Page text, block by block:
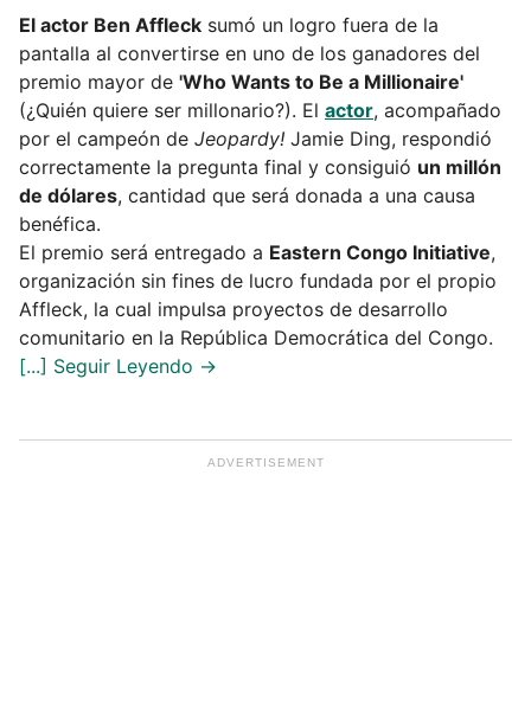
El actor Ben Affleck sumó un logro fuera de la
pantalla al convertirse en uno de los ganadores del
premio mayor de 'Who Wants to Be a Millionaire'
(¿Quién quiere ser millonario?). El actor, acompañado
por el campeón de Jeopardy! Jamie Ding, respondió
correctamente la pregunta final y consiguió un millón
de dólares, cantidad que será donada a una causa
benéfica.
El premio será entregado a Eastern Congo Initiative,
organización sin fines de lucro fundada por el propio
Affleck, la cual impulsa proyectos de desarrollo
comunitario en la República Democrática del Congo.